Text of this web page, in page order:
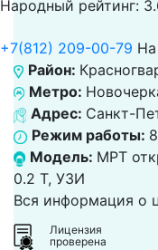
Народный рейтинг:
+7(812) 209-00-79
Район:
Метро:
Адрес: Санкт-
Режим работы:
Модель: МРТ
0.2 Т, УЗИ
Вся информация о
Лицензия
проверена